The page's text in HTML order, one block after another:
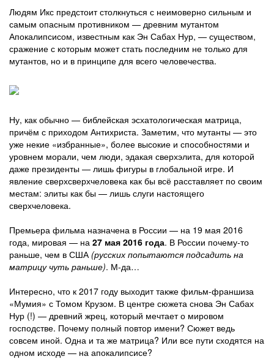
Людям Икс предстоит столкнуться с неимоверно сильным и
самым опасным противником — древним мутантом
Апокалипсисом, известным как Эн Сабах Нур, — существом,
сражение с которым может стать последним не только для
мутантов, но и в принципе для всего человечества.
Ну, как обычно — библейская эсхатологическая матрица,
причём с приходом Антихриста. Заметим, что мутанты — это
уже некие «избранные», более высокие и способностями и
уровнем морали, чем люди, эдакая сверхэлита, для которой
даже президенты — лишь фигуры в глобальной игре. И
явление сверхсверхчеловека как бы всё расставляет по своим
местам: элиты как бы — лишь слуги настоящего
сверхчеловека.
Премьера фильма назначена в России — на 19 мая 2016
года, мировая — на 27 мая 2016 года. В России почему-то
раньше, чем в США (русских попытаются подсадить на
матрицу чуть раньше). М-да…
Интересно, что к 2017 году выходит также фильм-франшиза
«Мумия» с Томом Крузом. В центре сюжета снова Эн Сабах
Нур (!) — древний жрец, который мечтает о мировом
господстве. Почему полный повтор имени? Сюжет ведь
совсем иной. Одна и та же матрица? Или все пути сходятся на
одном исходе — на апокалипсисе?